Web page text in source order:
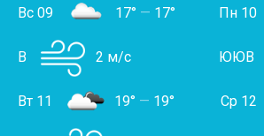
Вс 09 17° — 17°
В 2 м/с
Пн 10
ЮЮВ
Вт 11 19° — 19° Ср 12